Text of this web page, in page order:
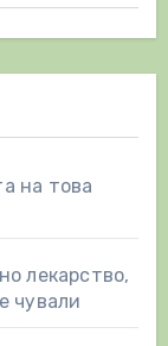
на това
лекарство,
чували